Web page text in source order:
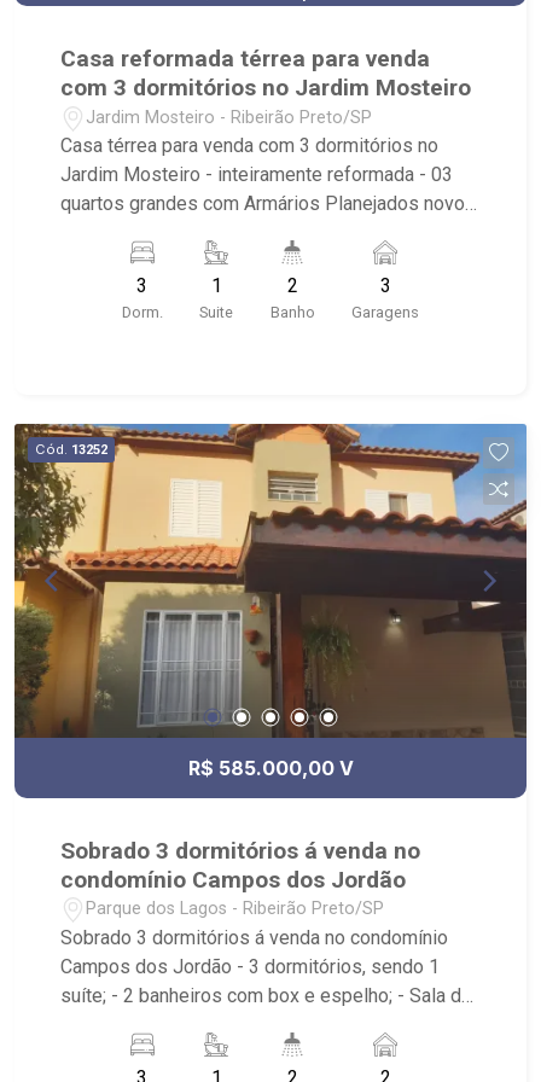
Casa reformada térrea para venda
com 3 dormitórios no Jardim Mosteiro
Jardim Mosteiro - Ribeirão Preto/SP
Casa térrea para venda com 3 dormitórios no
Jardim Mosteiro - inteiramente reformada - 03
quartos grandes com Armários Planejados novos.
sala de jantar - sala multi uso: home office / ateliê
/ brinquedoteca / home theater - cozinha
tradicional planejada: cuba dupla e pia granito -
portas de madeiras são novas. Porta de
segurança é de Madeira Maciça com puxadores
modernos. - 03 Vagas com dois portões
eletrônicos novos e motores novos. - casa toda
reformada com substituição de parte hidráulica e
elétrica, tudo novo. - pintura nova e trabalho em
gesso. Após reforma ficou nova e nunca habitada.
- Documentação em dia e aceita financiamento.
Após a reforma, o imóvel não foi habitado. -
Jardim Mosteiro (a 100 metros do Savegnago,
Posto BR, Vila Sucree, Veracce Pizza, Drogal,
Pacer Academia, Mc Donalds e Burguer King). -
entre avenidas Capitão Salomão e Meira Junior,
3
Dorm.
1
Suite
2
Banho
3
Garagens
Cód. 13252
R$ 585.000,00 V
Sobrado 3 dormitórios á venda no
condomínio Campos dos Jordão
Parque dos Lagos - Ribeirão Preto/SP
Sobrado 3 dormitórios á venda no condomínio
Campos dos Jordão - 3 dormitórios, sendo 1
suíte; - 2 banheiros com box e espelho; - Sala de
- Espaço gourmet; - Área de lazer com piscina